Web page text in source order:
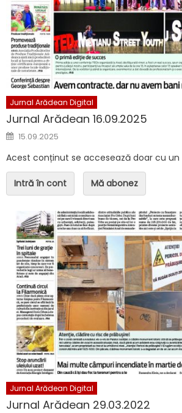
Jurnal Arădean Digital
Jurnal Arădean 16.09.2025
Posted on
15.09.2025
Acest conținut se accesează doar cu
Intră în cont Mă abonez
Jurnal Arădean Digital
Jurnal Arădean 29.03.2022